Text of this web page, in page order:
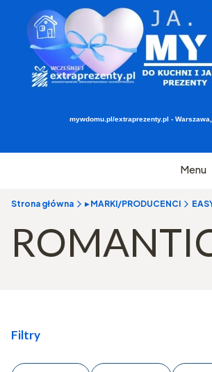
mywdomu.pl/extraprezenty.pl -
Menu
Strona główna ▸ MARKI/PRODUCENCI
Filtry